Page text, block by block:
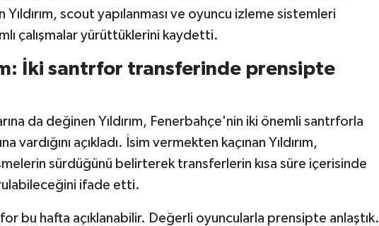
Yıldırım, scout yapılanması ve oyuncu izleme sistemleri
çalışmalar yürüttüklerini kaydetti.
İki santrfor transferinde prensipte
da değinen Yıldırım, Fenerbahçe'nin iki önemli santrforla
vardığını açıkladı. İsim vermekten kaçınan Yıldırım,
sürdüğünü belirterek transferlerin kısa süre içerisinde
ifade etti.
bu hafta açıklanabilir. Değerli oyuncularla prensipte anlaştık.